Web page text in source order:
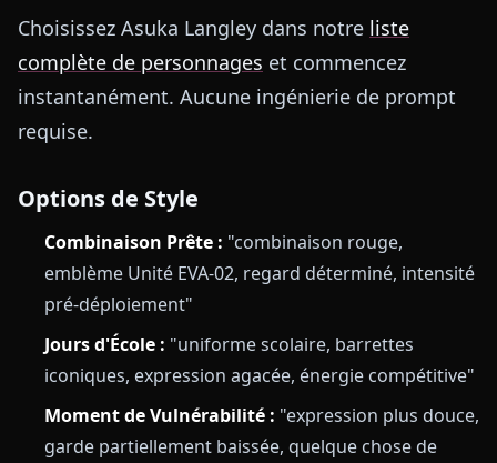
Choisissez Asuka Langley dans notre liste
complète de personnages et commencez
instantanément. Aucune ingénierie de prompt
requise.
Options de Style
Combinaison Prête : "combinaison rouge,
emblème Unité EVA-02, regard déterminé, intensité
pré-déploiement"
Jours d'École : "uniforme scolaire, barrettes
iconiques, expression agacée, énergie compétitive"
Moment de Vulnérabilité : "expression plus douce,
garde partiellement baissée, quelque chose de